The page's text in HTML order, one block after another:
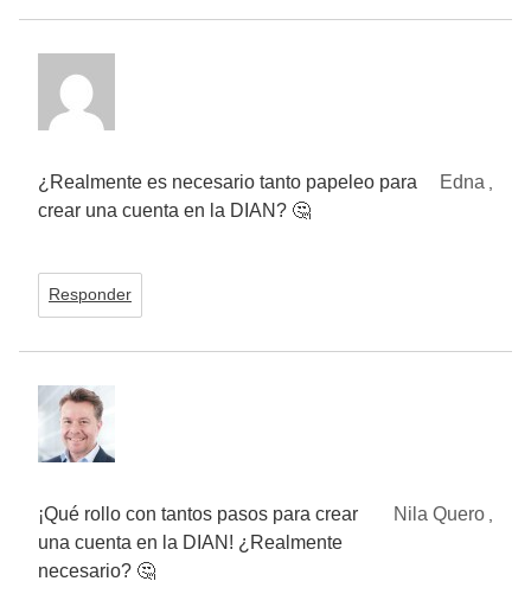
Edna
¿Realmente es necesario tanto papeleo para
crear una cuenta en la DIAN? 🤔
Responder
Nila Quero
¡Qué rollo con tantos pasos para crear
una cuenta en la DIAN! ¿Realmente
necesario? 🤔